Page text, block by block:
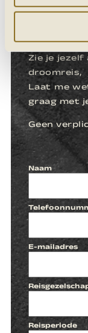
LATEN
Zie je
Laat me
graag met
Geen
Naam
E-mailadres
Reisperiode